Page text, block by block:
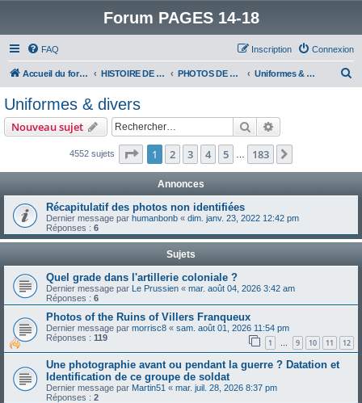
Forum PAGES 14-18
FAQ Connexion
Inscription
Accueil du forum HISTOIRE DE LA GRANDE GUERRE PHOTOS DE LA GRANDE GUERRE Uniformes & divers
Uniformes & divers
Nouveau sujet Rechercher
4552 sujets Page 1sur183
1 2 3 4 5 183
Annonces
Récapitulatif des photos non identifiées
Dernier message par humanbonb « dim. janv. 23, 2022 12:42 pm
Réponses : 6
Sujets
Quel grade dans l'artillerie coloniale ?
Dernier message par Le Prussien « mar. août 04, 2026 3:42 am
Réponses : 6
Photos of the Ruins of Villers Franqueux
Dernier message par morrisc8 « sam. août 01, 2026 11:54 pm
Réponses : 119 1 … 9 10 11 12
Une photographie avant ou pendant la guerre ? Datation et
Identification de ce groupe de soldat
Dernier message par Martin51 « mar. juil. 28, 2026 8:37 pm
Réponses : 2